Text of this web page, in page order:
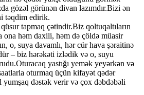
gözəl görünən divan lazımdır.Bizi ən
təqdim edirik.
tapmaq çətindir.Biz qoltuqaltıların
ona həm daxili, həm də çöldə müasir
o, suya davamlı, hər cür hava şəraitinə
– biz hərəkəti izlədik və o, suyu
yastığı yemək yeyərkən və
oturmaq üçün kifayət qədər
yumşaq dəstək verir və çox dəbdəbəli